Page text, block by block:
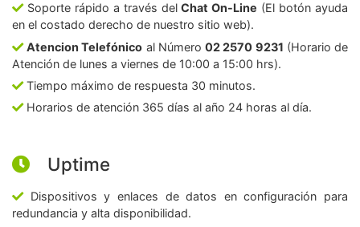
Soporte rápido a través delChat On-Line (El botón ayuda
en el costado derecho de nuestro sitio web).
Atencion Telefónico al Número02 2570 9231 (Horario de
Atención de lunes a viernes de 10:00 a 15:00 hrs).
Tiempo máximo de respuesta 30 minutos.
Horarios de atención 365 días al año 24 horas al día.
Uptime
Dispositivos y enlaces de datos en configuración para
redundancia y alta disponibilidad.